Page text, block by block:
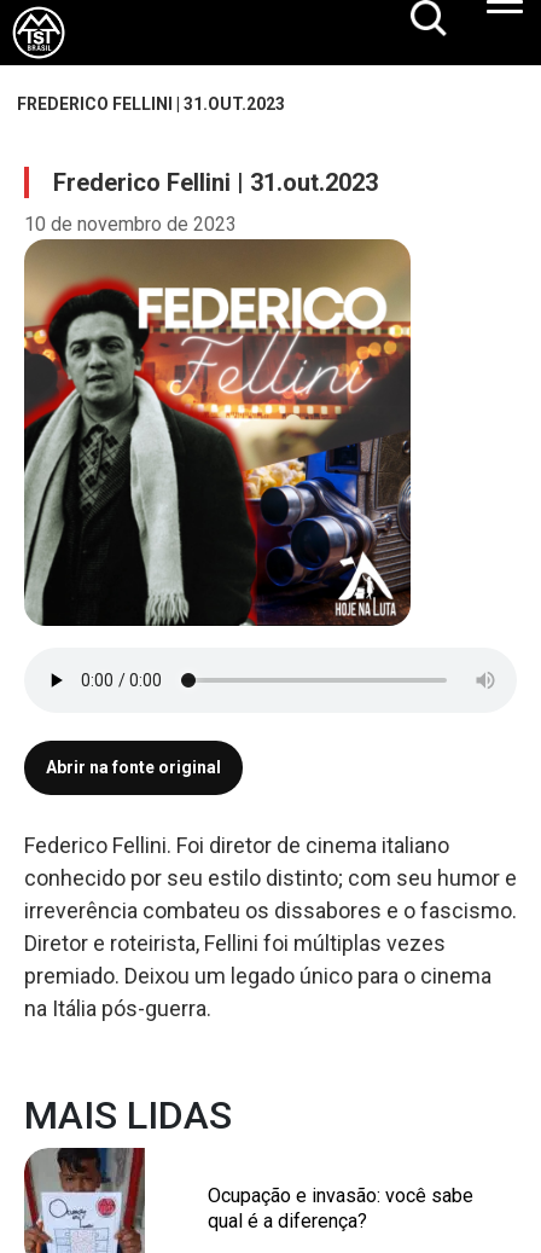
FREDERICO FELLINI | 31.OUT.2023
Frederico Fellini | 31.out.2023
10 de novembro de 2023
Abrir na fonte original
Federico Fellini. Foi diretor de cinema italiano
conhecido por seu estilo distinto; com seu humor e
irreverência combateu os dissabores e o fascismo.
Diretor e roteirista, Fellini foi múltiplas vezes
premiado. Deixou um legado único para o cinema
na Itália pós-guerra.
MAIS LIDAS
Ocupação e invasão: você sabe
qual é a diferença?